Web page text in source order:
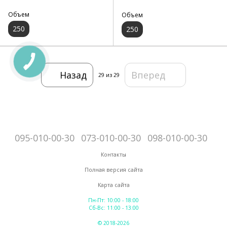
Объем
250
Объем
250
Назад 29 из 29 Вперед
095-010-00-30 073-010-00-30 098-010-00-30
Контакты
Полная версия сайта
Карта сайта
Пн-Пт: 10:00 - 18:00
Сб-Вс: 11:00 - 13:00
© 2018-2026